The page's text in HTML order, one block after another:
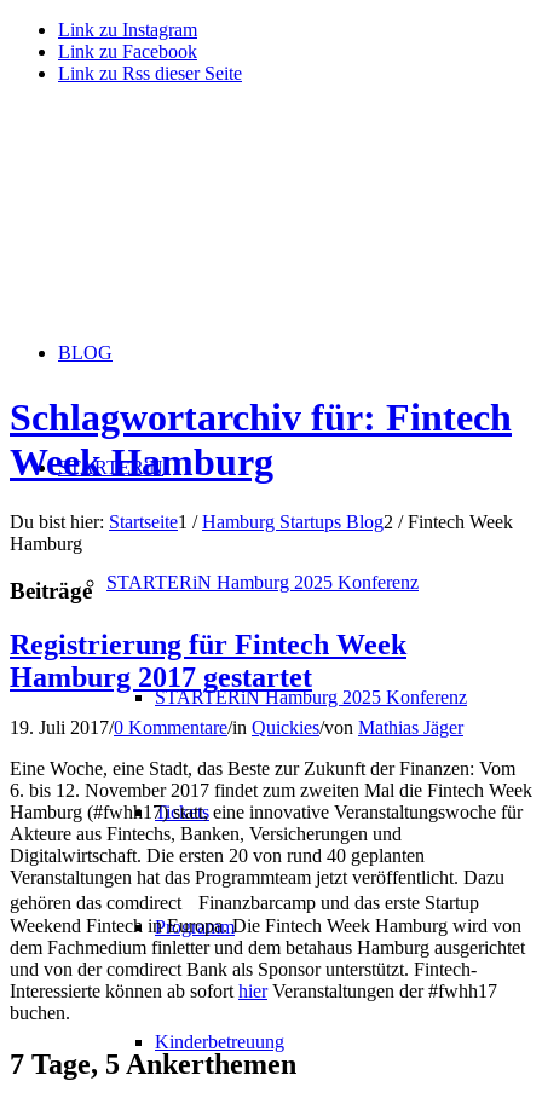
Link zu Instagram
Link zu Facebook
Link zu Rss dieser Seite
BLOG
STARTERiN
STARTERiN Hamburg 2025 Konferenz
STARTERiN Hamburg 2025 Konferenz
Tickets
Programm
Kinderbetreuung
Schlagwortarchiv für: Fintech
Week Hamburg
Du bist hier: Startseite1 / Hamburg Startups Blog2 / Fintech Week
Hamburg
Beiträge
Registrierung für Fintech Week
Hamburg 2017 gestartet
19. Juli 2017/0 Kommentare/in Quickies/von Mathias Jäger
Eine Woche, eine Stadt, das Beste zur Zukunft der Finanzen: Vom
6. bis 12. November 2017 findet zum zweiten Mal die Fintech Week
Hamburg (#fwhh17) statt, eine innovative Veranstaltungswoche für
Akteure aus Fintechs, Banken, Versicherungen und
Digitalwirtschaft. Die ersten 20 von rund 40 geplanten
Veranstaltungen hat das Programmteam jetzt veröffentlicht. Dazu
gehören das comdirect Finanzbarcamp und das erste Startup
Weekend Fintech in Europa. Die Fintech Week Hamburg wird von
dem Fachmedium finletter und dem betahaus Hamburg ausgerichtet
und von der comdirect Bank als Sponsor unterstützt. Fintech-
Interessierte können ab soforthierVeranstaltungen der #fwhh17
buchen.
7 Tage, 5 Ankerthemen